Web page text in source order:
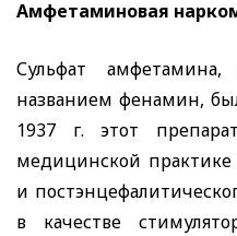
Амфетаминовая
Сульфат
названием фенамин,
1937 г. этот
медицинской
и
в качестве